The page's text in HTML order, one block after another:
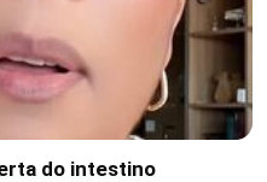
do intestino